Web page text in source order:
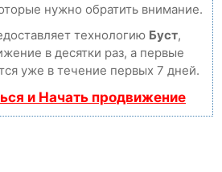
нужно обратить внимание.
технологию Буст,
в десятки раз, а первые
уже в течение первых 7 дней.
и Начать продвижение